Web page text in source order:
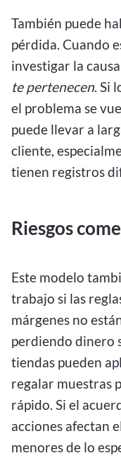
También puede
pérdida. Cuando
investigar la
te pertenecen. Si
el problema se
puede llevar a
cliente,
tienen registros
Riesgos
Este modelo
trabajo si las
márgenes no
perdiendo dinero
tiendas pueden
regalar muestras
rápido. Si el
acciones afectan
menores de lo